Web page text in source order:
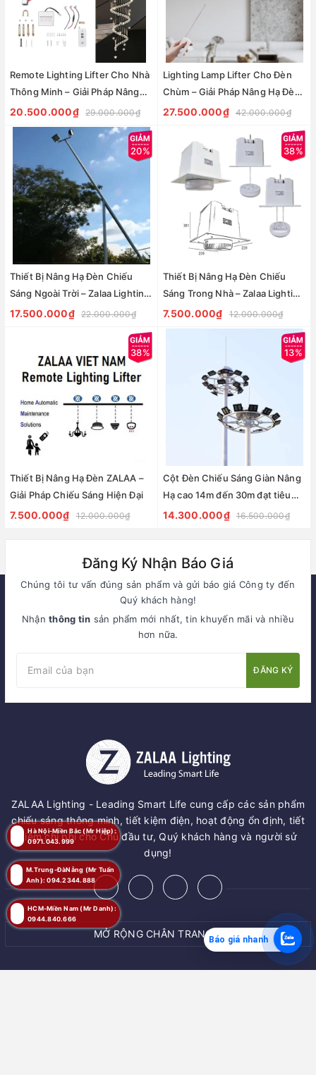
Remote Lighting Lifter Cho Nhà
Thông Minh – Giải Pháp Nâng
Hạ Đèn Chiếu Sáng từ ZALAA
20.500.000₫ 29.000.000₫
Lighting Lamp Lifter Cho Đèn
Chùm – Giải Pháp Nâng Hạ Đèn
Sang Trọng Từ ZALAA
27.500.000₫ 42.000.000₫
20%
Thiết Bị Nâng Hạ Đèn Chiếu
Sáng Ngoài Trời – Zalaa Lighting
Lamp Lifter
17.500.000₫ 22.000.000₫
38%
Thiết Bị Nâng Hạ Đèn Chiếu
Sáng Trong Nhà – Zalaa Lighting
Lamp Lifter
7.500.000₫ 12.000.000₫
38%
Thiết Bị Nâng Hạ Đèn ZALAA –
Giải Pháp Chiếu Sáng Hiện Đại
7.500.000₫ 12.000.000₫
13%
Cột Đèn Chiếu Sáng Giàn Nâng
Hạ cao 14m đến 30m đạt tiêu
chuẩn BS 5649, TR7
14.300.000₫ 16.500.000₫
Đăng Ký Nhận Báo Giá
Chúng tôi tư vấn đúng sản phẩm và gửi báo giá Công ty đến
Quý khách hàng!
Nhậnthông tin sản phẩm mới nhất, tin khuyến mãi và nhiều
hơn nữa.
ĐĂNG KÝ
ZALAA Lighting - Leading Smart Life cung cấp các sản phẩm
chiếu sáng thông minh, tiết kiệm điện, hoạt động ổn định, tiết
kiệm chi phí cho Chủ đầu tư, Quý khách hàng và người sử
dụng!
MỞ RỘNG CHÂN TRANG
HCM-Miền Nam (Mr Danh):
0944.840.666
Hà Nội-Miền Bắc (Mr Hiệp):
0971.043.999
M.Trung-ĐàNẵng (Mr Tuấn
Anh): 094.2344.888
Báo giá nhanh